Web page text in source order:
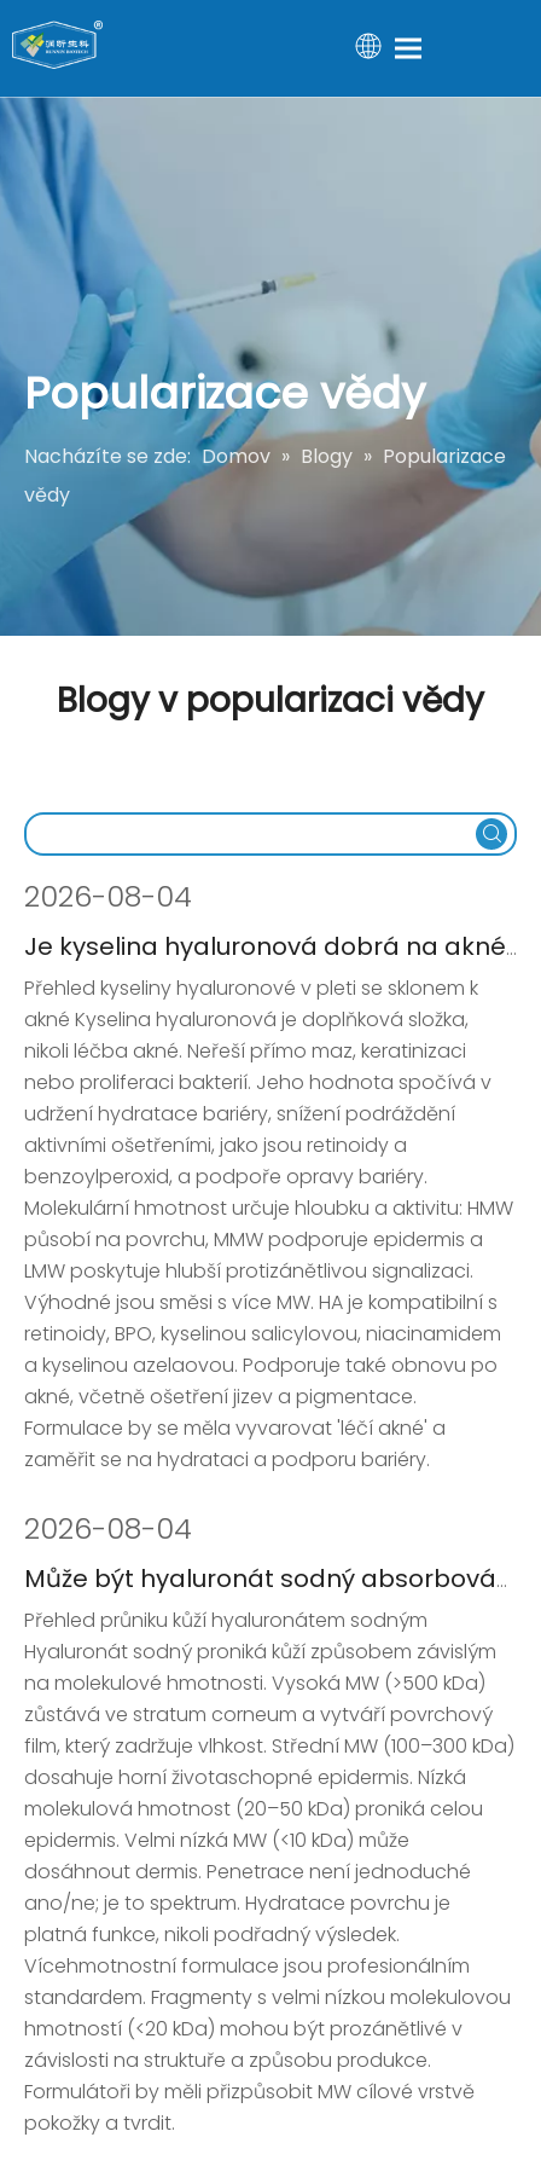
Popularizace vědy
Nacházíte se zde: Domov » Blogy » Popularizace
vědy
Blogy v popularizaci vědy
2026-08-04
Je kyselina hyaluronová dobrá na akné? Průvodce založený na důkazech
Přehled kyseliny hyaluronové v pleti se sklonem k
akné Kyselina hyaluronová je doplňková složka,
nikoli léčba akné. Neřeší přímo maz, keratinizaci
nebo proliferaci bakterií. Jeho hodnota spočívá v
udržení hydratace bariéry, snížení podráždění
aktivními ošetřeními, jako jsou retinoidy a
benzoylperoxid, a podpoře opravy bariéry.
Molekulární hmotnost určuje hloubku a aktivitu: HMW
působí na povrchu, MMW podporuje epidermis a
LMW poskytuje hlubší protizánětlivou signalizaci.
Výhodné jsou směsi s více MW. HA je kompatibilní s
retinoidy, BPO, kyselinou salicylovou, niacinamidem
a kyselinou azelaovou. Podporuje také obnovu po
akné, včetně ošetření jizev a pigmentace.
Formulace by se měla vyvarovat 'léčí akné' a
zaměřit se na hydrataci a podporu bariéry.
2026-08-04
Může být hyaluronát sodný absorbován kůží?
Přehled průniku kůží hyaluronátem sodným
Hyaluronát sodný proniká kůží způsobem závislým
na molekulové hmotnosti. Vysoká MW (>500 kDa)
zůstává ve stratum corneum a vytváří povrchový
film, který zadržuje vlhkost. Střední MW (100–300 kDa)
dosahuje horní životaschopné epidermis. Nízká
molekulová hmotnost (20–50 kDa) proniká celou
epidermis. Velmi nízká MW (<10 kDa) může
dosáhnout dermis. Penetrace není jednoduché
ano/ne; je to spektrum. Hydratace povrchu je
platná funkce, nikoli podřadný výsledek.
Vícehmotnostní formulace jsou profesionálním
standardem. Fragmenty s velmi nízkou molekulovou
hmotností (<20 kDa) mohou být prozánětlivé v
závislosti na struktuře a způsobu produkce.
Formulátoři by měli přizpůsobit MW cílové vrstvě
pokožky a tvrdit.